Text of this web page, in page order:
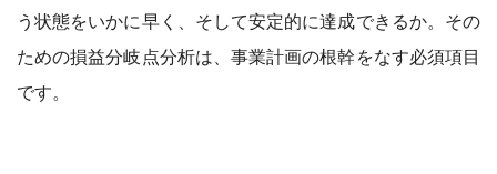
う状態をいかに早く、そして安定的に達成できるか。その
ための損益分岐点分析は、事業計画の根幹をなす必須項目
です。